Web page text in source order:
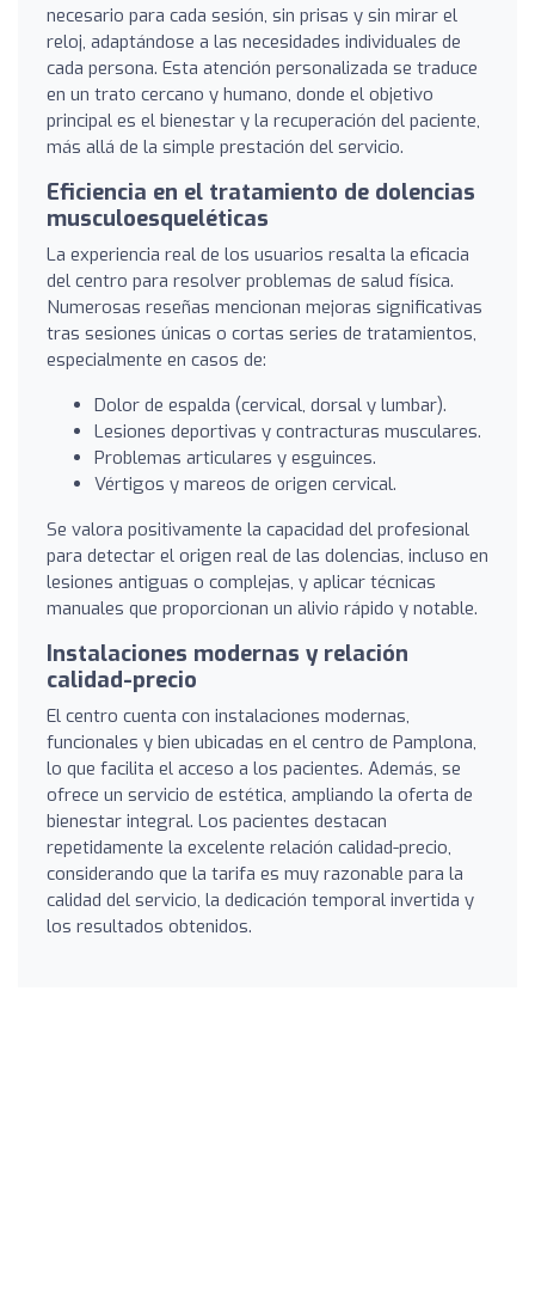
necesario para cada sesión, sin prisas y sin mirar el
reloj, adaptándose a las necesidades individuales de
cada persona. Esta atención personalizada se traduce
en un trato cercano y humano, donde el objetivo
principal es el bienestar y la recuperación del paciente,
más allá de la simple prestación del servicio.
Eficiencia en el tratamiento de dolencias
musculoesqueléticas
La experiencia real de los usuarios resalta la eficacia
del centro para resolver problemas de salud física.
Numerosas reseñas mencionan mejoras significativas
tras sesiones únicas o cortas series de tratamientos,
especialmente en casos de:
Dolor de espalda (cervical, dorsal y lumbar).
Lesiones deportivas y contracturas musculares.
Problemas articulares y esguinces.
Vértigos y mareos de origen cervical.
Se valora positivamente la capacidad del profesional
para detectar el origen real de las dolencias, incluso en
lesiones antiguas o complejas, y aplicar técnicas
manuales que proporcionan un alivio rápido y notable.
Instalaciones modernas y relación
calidad-precio
El centro cuenta con instalaciones modernas,
funcionales y bien ubicadas en el centro de Pamplona,
lo que facilita el acceso a los pacientes. Además, se
ofrece un servicio de estética, ampliando la oferta de
bienestar integral. Los pacientes destacan
repetidamente la excelente relación calidad-precio,
considerando que la tarifa es muy razonable para la
calidad del servicio, la dedicación temporal invertida y
los resultados obtenidos.